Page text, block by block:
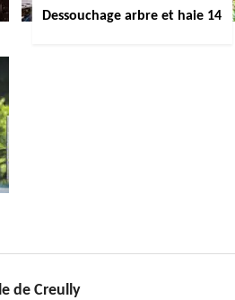
Dessouchage arbre et haie 14
de Creully